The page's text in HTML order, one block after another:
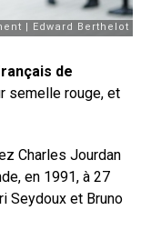
de
semelle rouge, et
Charles Jourdan
en 1991, à 27
Seydoux et Bruno